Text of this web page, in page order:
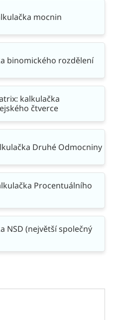
mocnin
binomického rozdělení
kalkulačka
čtverce
Druhé Odmocniny
Procentuálního
NSD (největší společný